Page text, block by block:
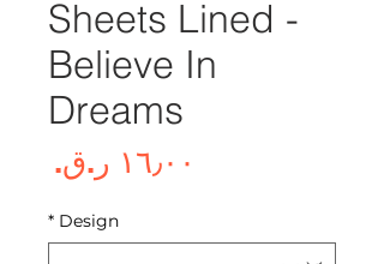
Sheets Lined -
Believe In
Dreams
Design
*